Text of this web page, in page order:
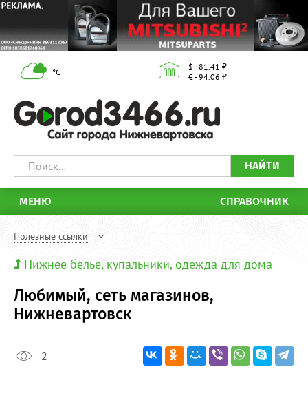
°С
$ - 81.41 ₽
€ - 94.06 ₽
НАЙТИ
МЕНЮ СПРАВОЧНИК
Полезные ссылки
Нижнее белье, купальники, одежда для дома
Любимый, сеть магазинов,
Нижневартовск
2